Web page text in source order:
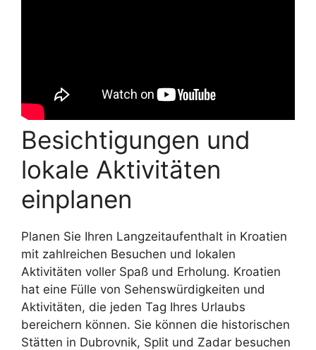
Besichtigungen und
lokale Aktivitäten
einplanen
Planen Sie Ihren Langzeitaufenthalt in Kroatien
mit zahlreichen Besuchen und lokalen
Aktivitäten voller Spaß und Erholung. Kroatien
hat eine Fülle von Sehenswürdigkeiten und
Aktivitäten, die jeden Tag Ihres Urlaubs
bereichern können. Sie können die historischen
Stätten in Dubrovnik, Split und Zadar besuchen